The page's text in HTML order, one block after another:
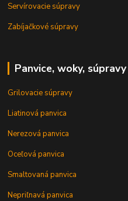
Servírovacie súpravy
Zabíjačkové súpravy
Panvice, woky, súpravy
Grilovacie súpravy
Liatinová panvica
Nerezová panvica
Oceľová panvica
Smaltovaná panvica
Nepriľnavá panvica